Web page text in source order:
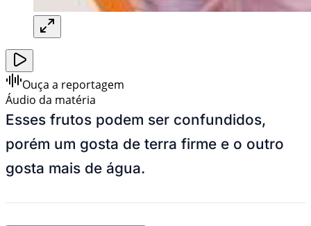
Ouça a reportagem
Áudio da matéria
Esses frutos podem ser confundidos,
porém um gosta de terra firme e o outro
gosta mais de água.